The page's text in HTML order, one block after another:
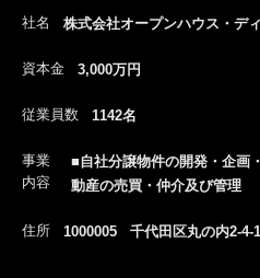
社名 株式会社オープンハウス・デ
資本金 3,000万円
従業員数 1142名
事業
内容
■自社分譲物件の開発・企
動産の売買・仲介及び管理
住所 1000005 千代田区丸の内2-